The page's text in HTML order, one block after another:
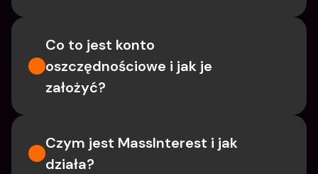
Co to jest konto
oszczędnościowe i jak je
założyć?
Czym jest MassInterest i jak
działa?